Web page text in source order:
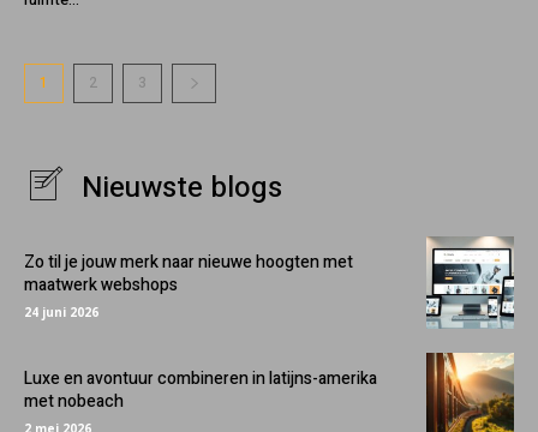
1 2 3
Nieuwste blogs
Zo til je jouw merk naar nieuwe hoogten met
maatwerk webshops
24 juni 2026
Luxe en avontuur combineren in latijns-amerika
met nobeach
2 mei 2026